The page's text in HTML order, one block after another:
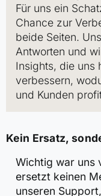
Für uns ein
Chance zur
beide Seiten.
Antworten und
Insights, die uns
verbessern,
und Kunden
Kein Ersatz,
Wichtig war uns
ersetzt keinen
unseren